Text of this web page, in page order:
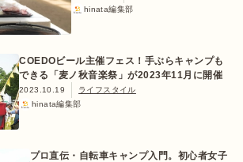
hinata編集部
COEDOビール主催フェス！手ぶらキャンプも
できる「麦ノ秋音楽祭」が2023年11月に開催
2023.10.19
ライフスタイル
hinata編集部
プロ直伝・自転車キャンプ入門。初心者女子